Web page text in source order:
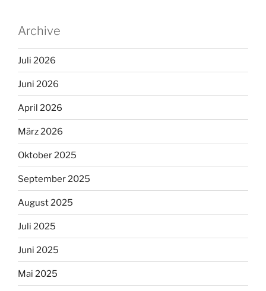
Archive
Juli 2026
Juni 2026
April 2026
März 2026
Oktober 2025
September 2025
August 2025
Juli 2025
Juni 2025
Mai 2025